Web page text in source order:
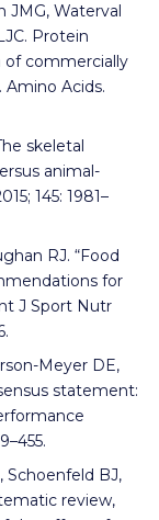
JMG, Waterval
Protein
of commercially
Amino Acids.
skeletal
animal-
145: 1981–
RJ. “Food
for
J Sport Nutr
Meyer DE,
statement:
Schoenfeld BJ,
review,